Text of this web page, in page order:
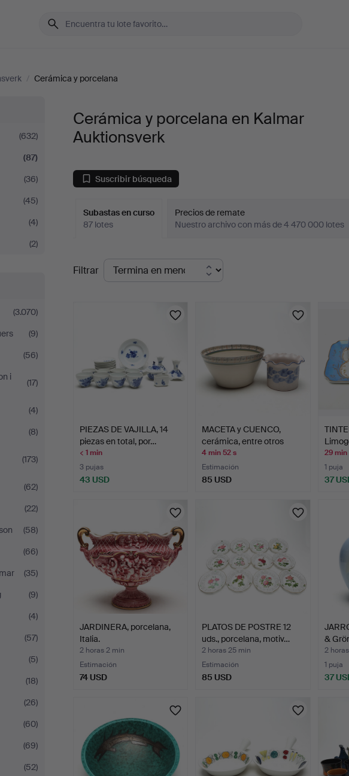
/ Cerámica y porcelana
(632)
(87)
(36)
(45)
(4)
(2)
(3.070)
(9)
(56)
i
(17)
(4)
(8)
(173)
(62)
(22)
(58)
(66)
(35)
(9)
(4)
(57)
(5)
(18)
(26)
(60)
(69)
(52)
Cerámica y porcelana en Kalmar
Auktionsverk
Suscribir búsqueda
Subastas en curso
87 lotes
Precios de remate
Nuestro archivo con más de 4 470 000 lotes
Subastas
en
Filtrar
PIEZAS DE VAJILLA, 14
piezas en total, por…
< 1 min
3 pujas
43 USD
MACETA y CUENCO,
cerámica, entre otros
Gab…
4 min 52 s
Estimación
85 USD
29 min
1 puja
37
JARDINERA, porcelana,
Italia.
2 horas 2 min
Estimación
74 USD
PLATOS DE POSTRE 12
uds., porcelana, motiv…
2 horas 25 min
Estimación
85 USD
&
2
1 puja
37